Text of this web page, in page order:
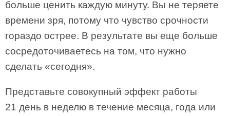
больше ценить каждую минуту. Вы не теряете
времени зря, потому что чувство срочности
гораздо острее. В результате вы еще больше
сосредоточиваетесь на том, что нужно
сделать «сегодня».
Представьте совокупный эффект работы
21 день в неделю в течение месяца, года или